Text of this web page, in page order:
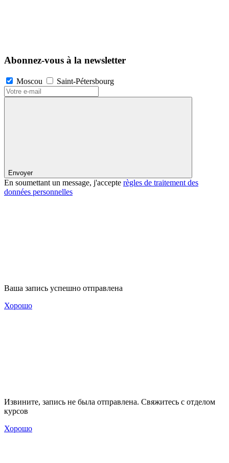
Abonnez-vous à la newsletter
Moscou Saint-Pétersbourg
Envoyer
En soumettant un message, j'accepte règles de traitement des
données personnelles
Ваша запись успешно отправлена
Хорошо
Извините, запись не была отправлена. Свяжитесь с отделом
курсов
Хорошо